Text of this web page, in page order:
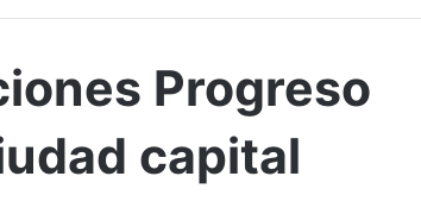
Progreso
capital